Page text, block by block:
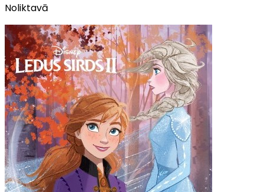
Noliktavā